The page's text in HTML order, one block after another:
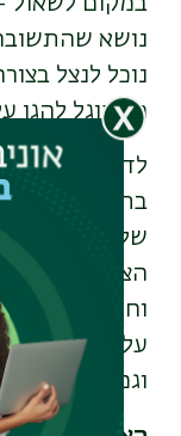
נושא
נוכל לנצל
המסוגל להגן
לדעתה, כל
בתכנון,
של נשים
הצבאי צריך
וחוסן. יש מקום
על יכולות
וגמישות